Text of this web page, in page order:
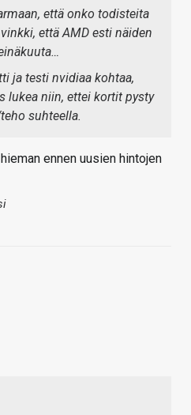
että onko todisteita
että AMD esti näiden
ja testi nvidiaa kohtaa,
lukea niin, ettei kortit pysty
suhteella.
ennen uusien hintojen